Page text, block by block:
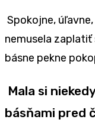
Spokojne,
nemusela
básne pekne
Mala si
básňami pred